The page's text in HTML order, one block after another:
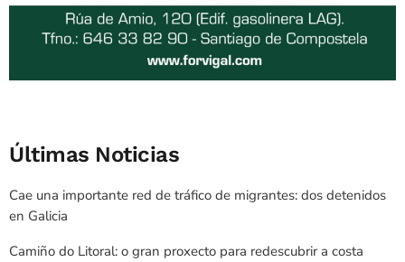
Últimas Noticias
Cae una importante red de tráfico de migrantes: dos detenidos
en Galicia
Camiño do Litoral: o gran proxecto para redescubrir a costa